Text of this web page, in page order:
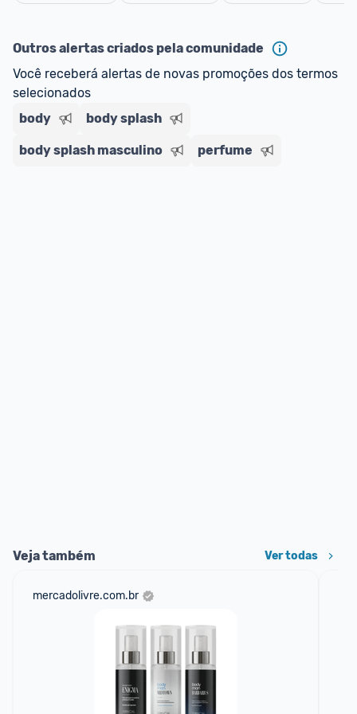
E lembre-se: você sempre pode contar ajuda da
comunidade para tirar dúvidas ou acionar os
nossos Admins marcando
comentário ou através do Fale com o Promobit.
Outros alertas criados pela comunidade
Você receberá alertas de novas promoções dos termos
selecionados
body
body splash
body splash masculino perfume
Veja também Ver todas
mercadolivre.com.br